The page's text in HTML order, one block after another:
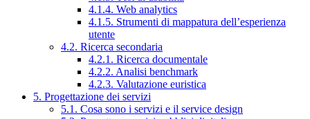
4.1.4. Web analytics
4.1.5. Strumenti di mappatura dell’esperienza
utente
4.2. Ricerca secondaria
4.2.1. Ricerca documentale
4.2.2. Analisi benchmark
4.2.3. Valutazione euristica
5. Progettazione dei servizi
5.1. Cosa sono i servizi e il service design